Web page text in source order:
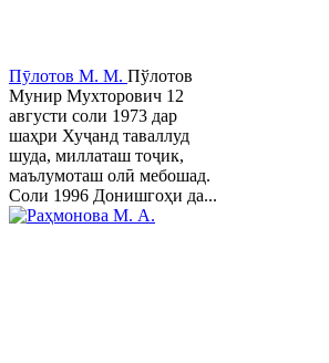
Пӯлотов М. М. Пўлотов
Мунир Мухторович 12
августи соли 1973 дар
шаҳри Хуҷанд таваллуд
шуда, миллаташ тоҷик,
маълумоташ олӣ мебошад.
Соли 1996 Донишгоҳи да...